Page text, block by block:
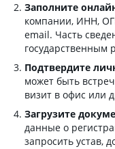
Заполните
компании, ИНН,
email. Часть
государственным
Подтвердите
может быть
визит в офис или
Загрузите
данные о
запросить устав,